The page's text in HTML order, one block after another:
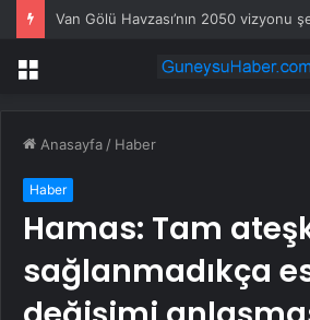
Van Gölü Havzası’nın 2050 vizyonu
Menü
Anasayfa / Haber
Haber
Hamas: Tam
sağlanmadıkça